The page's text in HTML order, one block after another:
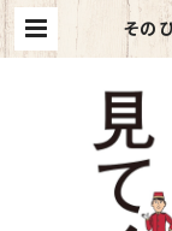
その
る。